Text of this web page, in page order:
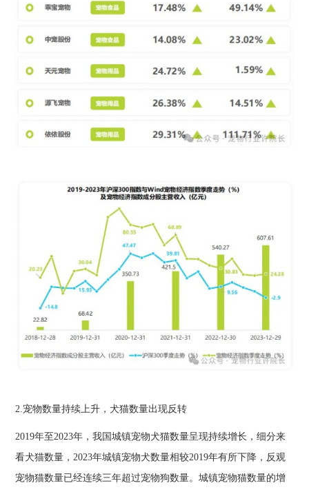
2.宠物数量持续上升，犬猫数量出现反转
2019年至2023年，我国城镇宠物犬猫数量呈现持续增长，细分来
看犬猫数量，2023年城镇宠物犬数量相较2019年有所下降，反观
宠物猫数量已经连续三年超过宠物狗数量。城镇宠物猫数量的增